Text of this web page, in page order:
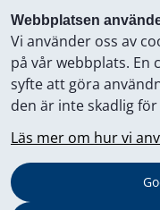
Webbplatsen
Vi använder oss av
på vår webbplats. En
syfte att göra
den är inte skadlig
Läs mer om hur vi